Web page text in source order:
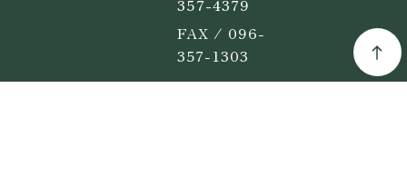
357-4379
FAX / 096-
357-1303